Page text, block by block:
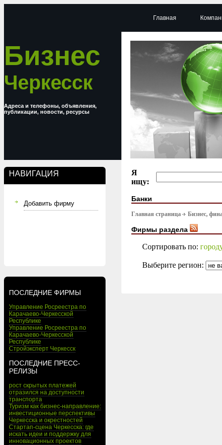
Бизнес
Черкесск
Адреса и телефоны, объявления,
публикации, новости, ресурсы
НАВИГАЦИЯ
Добавить фирму
ПОСЛЕДНИЕ ФИРМЫ
Управление Росреестра по
Карачаево-Черкесской
Республике
Управление Росреестра по
Карачаево-Черкесской
Республике
Стройэксперт Черкесск
ПОСЛЕДНИЕ ПРЕСС-
РЕЛИЗЫ
рост скрытых платежей
отразился на доступности
транспорта
Туризм как бизнес-направление:
инвестиционные перспективы
Черкесска и окрестностей
Стартап-сцена Черкесска: где
искать идеи и поддержку для
инновационных проектов
Главная
Я
ищу:
Банки
Главная страница Бизнес,
Фирмы раздела
Сортировать по:
Выберите регион: